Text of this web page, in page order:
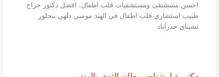
احسن مسشتفى ومستشفيات قلب اطفال، افضل دكتور جراح
طبيب استشاري قلب اطفال في الهند مومبي دلهي بنجلور
تشيناي حدراباد